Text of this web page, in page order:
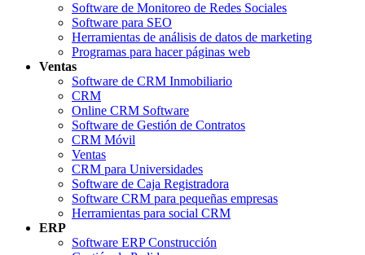
Software de Monitoreo de Redes Sociales
Software para SEO
Herramientas de análisis de datos de marketing
Programas para hacer páginas web
Ventas
Software de CRM Inmobiliario
CRM
Online CRM Software
Software de Gestión de Contratos
CRM Móvil
Ventas
CRM para Universidades
Software de Caja Registradora
Software CRM para pequeñas empresas
Herramientas para social CRM
ERP
Software ERP Construcción